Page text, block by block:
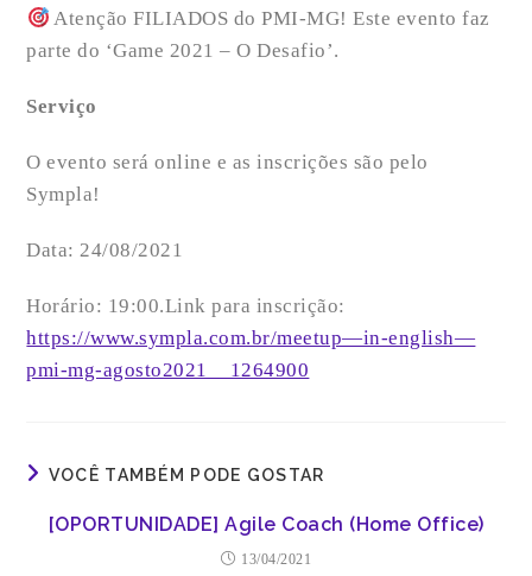
Atenção FILIADOS do PMI-MG! Este evento faz
parte do ‘Game 2021 – O Desafio’.
Serviço
O evento será online e as inscrições são pelo
Sympla!
Data: 24/08/2021
Horário: 19:00.Link para inscrição:
https://www.sympla.com.br/meetup—in-english—
pmi-mg-agosto2021__1264900
VOCÊ TAMBÉM PODE GOSTAR
[OPORTUNIDADE] Agile Coach (Home Office)
13/04/2021